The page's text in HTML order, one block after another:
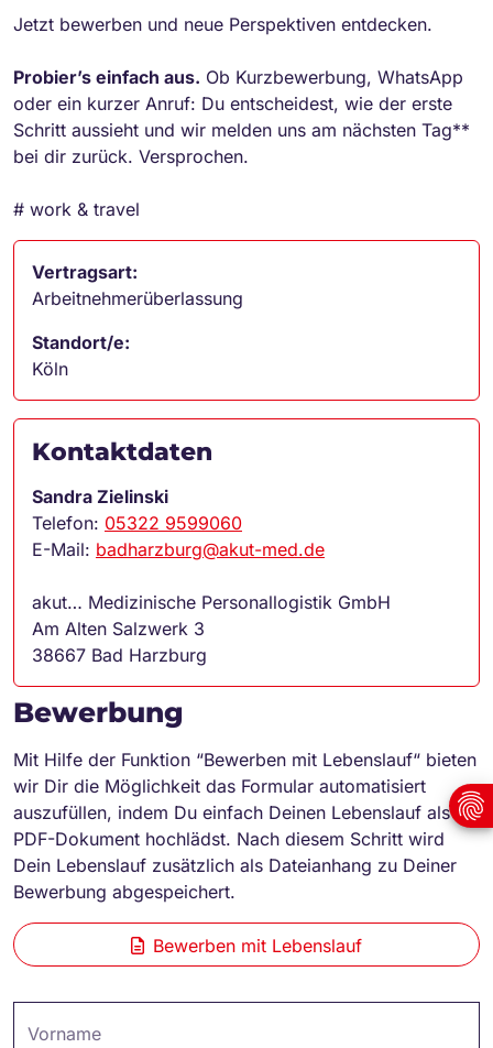
Jetzt bewerben und neue Perspektiven entdecken.
Probier’s einfach aus. Ob Kurzbewerbung, WhatsApp
oder ein kurzer Anruf: Du entscheidest, wie der erste
Schritt aussieht und wir melden uns am nächsten Tag**
bei dir zurück. Versprochen.
# work & travel
Vertragsart:
Arbeitnehmerüberlassung
Standort/e:
Köln
Kontaktdaten
Sandra Zielinski
Telefon: 05322 9599060
E-Mail: badharzburg@akut-med.de
akut… Medizinische Personallogistik GmbH
Am Alten Salzwerk 3
38667 Bad Harzburg
Bewerbung
Mit Hilfe der Funktion “Bewerben mit Lebenslauf“ bieten
wir Dir die Möglichkeit das Formular automatisiert
auszufüllen, indem Du einfach Deinen Lebenslauf als
PDF-Dokument hochlädst. Nach diesem Schritt wird
Dein Lebenslauf zusätzlich als Dateianhang zu Deiner
Bewerbung abgespeichert.
Bewerben mit Lebenslauf
Vorname